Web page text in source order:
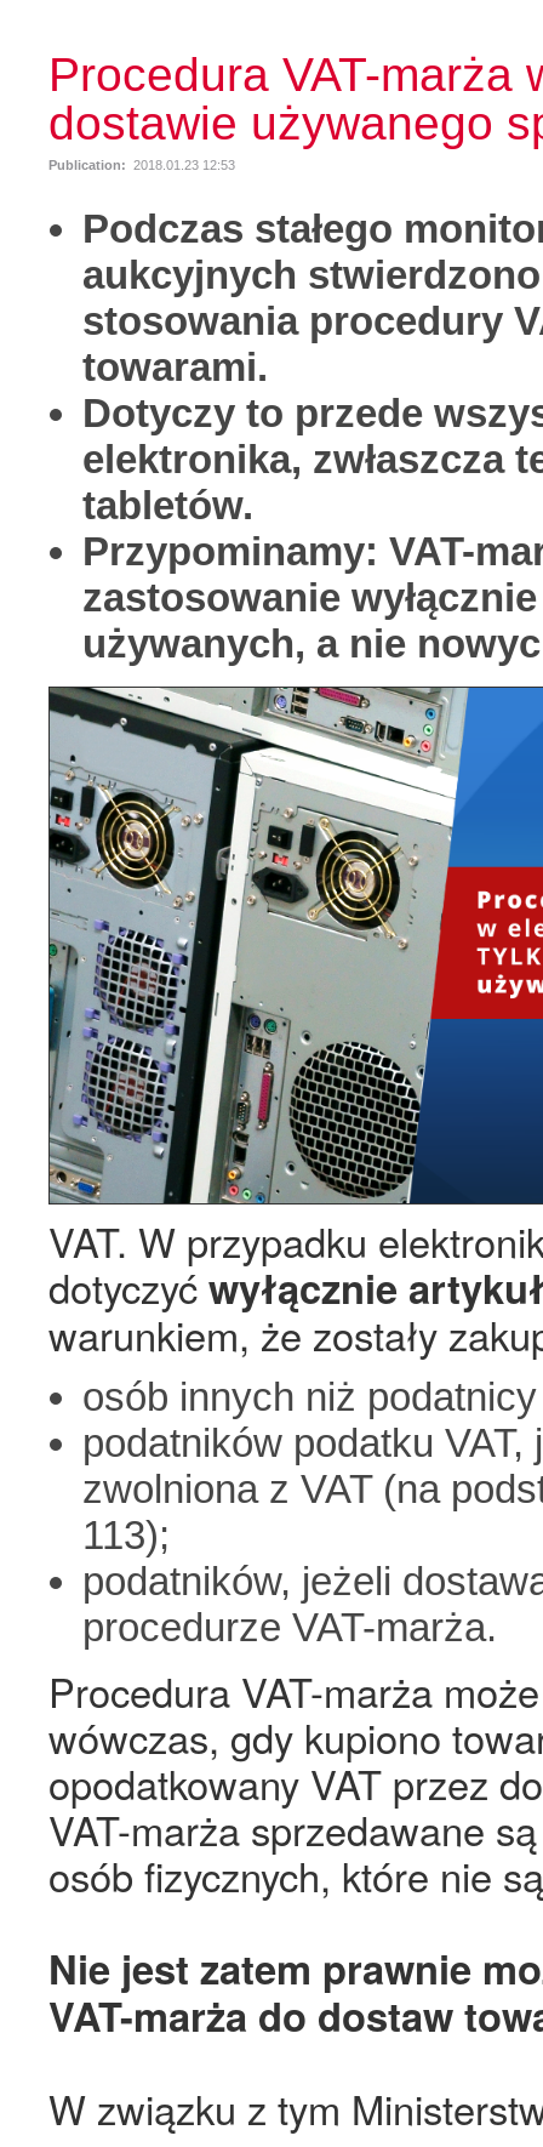
Procedura VAT-marża
dostawie używanego
Publication: 2018.01.23 12:53
Podczas stałego
aukcyjnych
stosowania procedury
towarami.
Dotyczy to przede
elektronika, zwłaszcza
tabletów.
Przypominamy: VAT-
zastosowanie
używanych, a nie
VAT. W przypadku
dotyczyćwyłącznie
warunkiem, że zostały
osób innych niż
podatników podatku
zwolniona z VAT (na
113);
podatników, jeżeli
procedurze VAT-marża.
Procedura VAT-marża
wówczas, gdy kupiono
opodatkowany VAT przez
VAT-marża sprzedawane
osób fizycznych, które nie
Nie jest zatem prawnie
VAT-marża do dostaw
W związku z tym